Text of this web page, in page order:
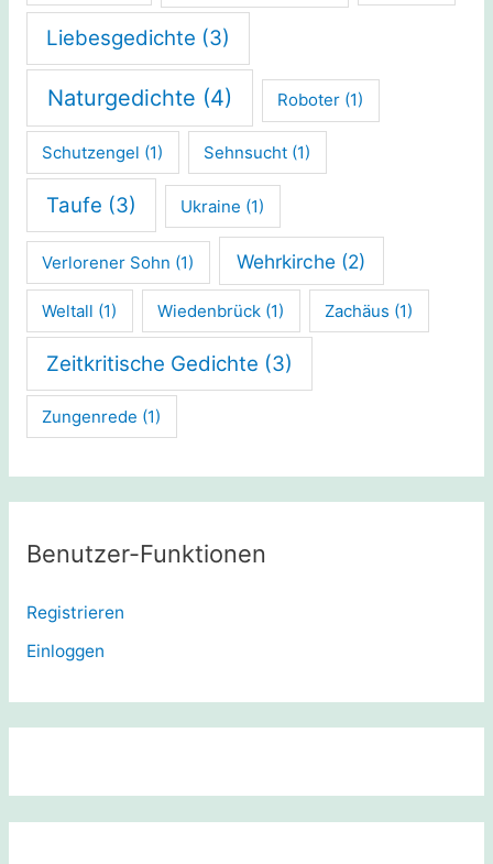
Liebesgedichte (3)
Naturgedichte (4) Roboter (1)
Schutzengel (1) Sehnsucht (1)
Taufe (3) Ukraine (1)
Verlorener Sohn (1) Wehrkirche (2)
Weltall (1) Wiedenbrück (1) Zachäus (1)
Zeitkritische Gedichte (3)
Zungenrede (1)
Benutzer-Funktionen
Registrieren
Einloggen